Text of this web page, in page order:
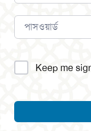
Alternative:
Keep me